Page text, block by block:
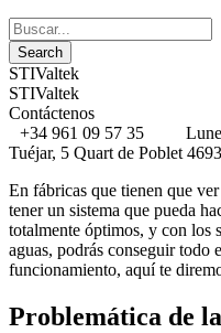
STIValtek
STIValtek
Contáctenos
+34 961 09 57 35
Tuéjar, 5 Quart de Poblet
En fábricas que tienen que
tener un sistema que pueda
totalmente óptimos, y con los
aguas, podrás conseguir todo
funcionamiento, aquí te
Problemática de